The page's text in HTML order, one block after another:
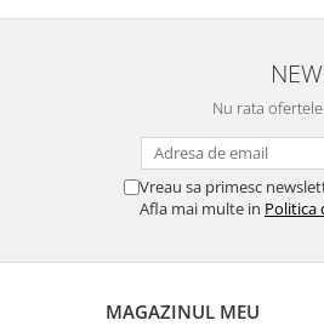
Nu rata
Vreau sa primesc
Afla mai multe in Politica
MAGAZINUL MEU